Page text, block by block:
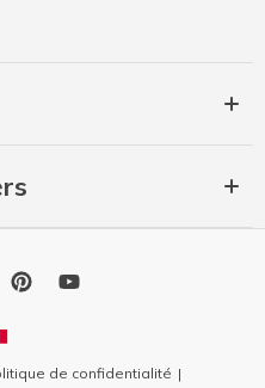
de confidentialité